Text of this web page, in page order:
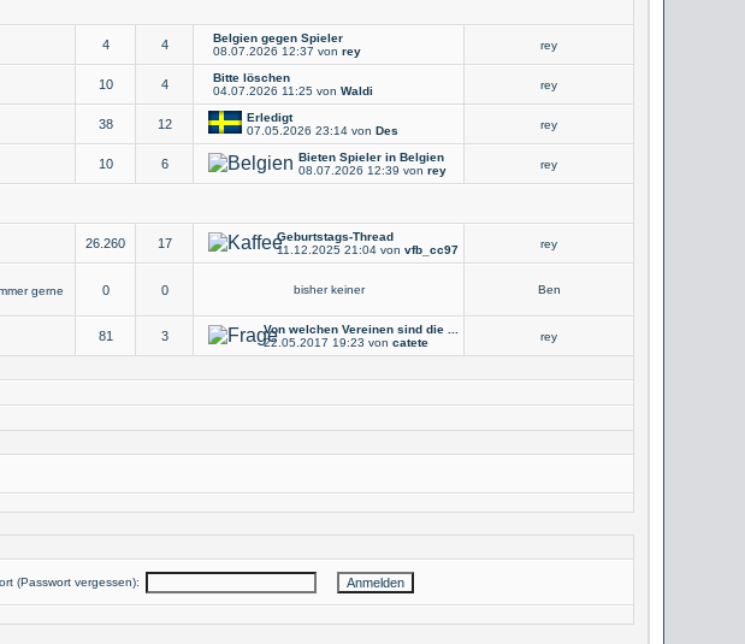
4 4
Belgien gegen Spieler
08.07.2026 12:37 von rey rey
10 4
Bitte löschen
04.07.2026 11:25 von Waldi rey
38 12
Erledigt
07.05.2026 23:14 von Des rey
10 6
Bieten Spieler in Belgien
08.07.2026 12:39 von rey rey
26.260 17
Geburtstags-Thread
11.12.2025 21:04 von vfb_cc97 rey
gerne
0 0 bisher keiner Ben
81 3
Von welchen Vereinen sind die ...
22.05.2017 19:23 von catete rey
(Passwort vergessen):